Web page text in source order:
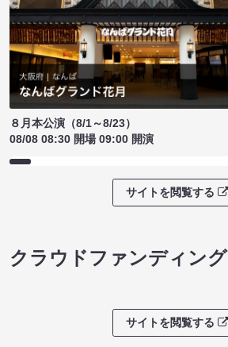
８月本公演（8/1～8/23）
08/08 08:30 開場 09:00 開演
サイトを閲覧する
クラウドファンディング
サイトを閲覧する